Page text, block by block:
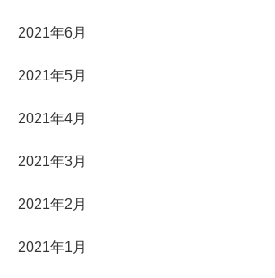
2021年6月
2021年5月
2021年4月
2021年3月
2021年2月
2021年1月